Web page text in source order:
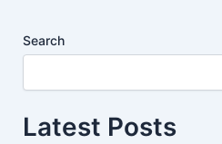
Search
Latest Posts